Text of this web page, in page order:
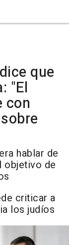
que
"El
con
hablar de
objetivo de
criticar a
los judíos